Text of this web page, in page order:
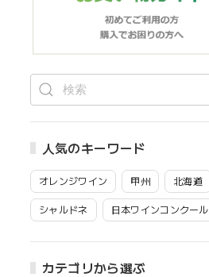
人気のキーワード
オレンジワイン 甲州 北海道
シャルドネ 日本ワインコンクール
カテゴリから選ぶ